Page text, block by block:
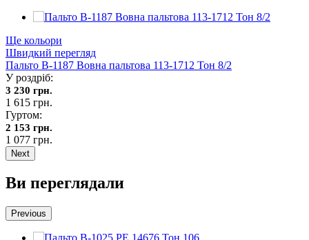
Ще кольори
Швидкий перегляд
Пальто В-1187 Вовна пальтова 113-1712 Тон 8/2
У роздріб:
3 230 грн.
1 615 грн.
Гуртом:
2 153 грн.
1 077 грн.
Next
Ви переглядали
Previous